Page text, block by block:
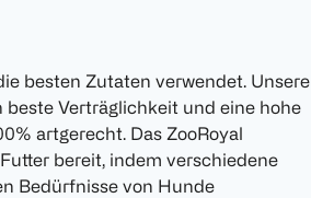
besten Zutaten verwendet. Unsere
Verträglichkeit und eine hohe
artgerecht. Das ZooRoyal
bereit, indem verschiedene
Bedürfnisse von Hunde